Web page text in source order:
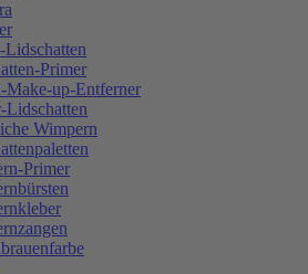
Lidschatten
Primer
Make-up-Entferner
Lidschatten
Wimpern
Primer